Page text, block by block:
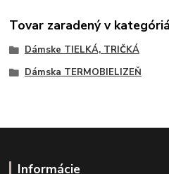
Tovar zaradený v
Dámske TIELKÁ, TRIČKÁ
Dámska TERMOBIELIZEŇ
Informácie